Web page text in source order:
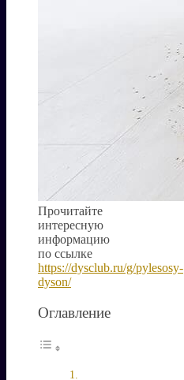
Прочитайте
интересную
информацию
по ссылке
https://dysclub.ru/g/pylesosy-
dyson/
Оглавление